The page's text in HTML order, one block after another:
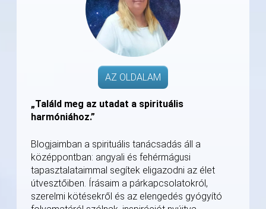
AZ OLDALAM
„Találd meg az utadat a spirituális
harmóniához.”
Blogjaimban a spirituális tanácsadás áll a
középpontban: angyali és fehérmágusi
tapasztalataimmal segítek eligazodni az élet
útvesztőiben. Írásaim a párkapcsolatokról,
szerelmi kötésekről és az elengedés gyógyító